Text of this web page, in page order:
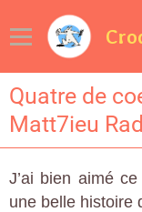
Quatre de
Matt7ieu
J’ai bien aimé
une belle histoire